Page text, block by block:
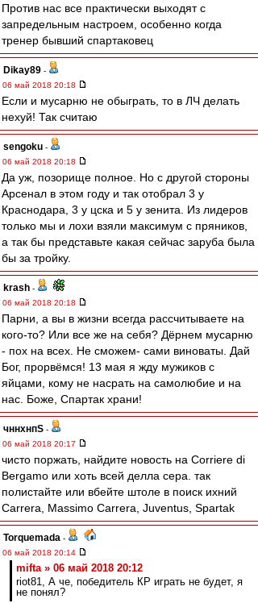
Против нас все практически выходят с
запредельным настроем, особенно когда
тренер бывший спартаковец
Dikay89 -
06 май 2018 20:18
Если и мусарню не обыграть, то в ЛЧ делать
нехуй! Так считаю
sengoku -
06 май 2018 20:18
Да уж, позорище полное. Но с другой стороны
Арсенал в этом году и так отобрал 3 у
Краснодара, 3 у цска и 5 у зенита. Из лидеров
только мы и лохи взяли максимум с пряников,
а так бы представьте какая сейчас заруба была
бы за тройку.
krash -
06 май 2018 20:18
Парни, а вы в жизни всегда рассчитываете на
кого-то? Или все же на себя? Дёрнем мусарню
- пох на всех. Не сможем- сами виноваты. Дай
Бог, прорвёмся! 13 мая я жду мужиков с
яйцами, кому не насрать на самолюбие и на
нас. Боже, Спартак храни!
чннхнпS -
06 май 2018 20:17
чисто поржать, найдите новость на Corriere di
Bergamo или хоть всей делла сера. так
полистайте или вбейте штоле в поиск ихний
Carrera, Massimo Carrera, Juventus, Spartak
Torquemada -
06 май 2018 20:14
mifta » 06 май 2018 20:12
riot81, А че, победитель КР играть не будет, я
не понял?